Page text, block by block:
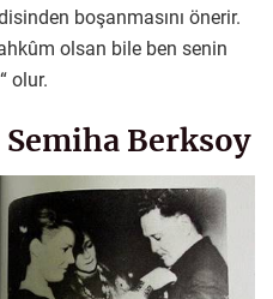
boşanmasını önerir.
olsan bile ben senin
olur.
Semiha Berksoy